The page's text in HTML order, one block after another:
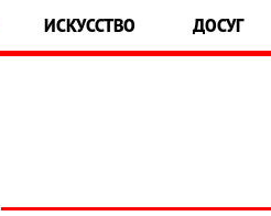
ИСКУССТВО ДОСУГ